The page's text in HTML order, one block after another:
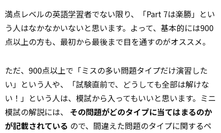
満点レベルの英語学習者でない限り、「Part 7は楽勝」とい
う人はなかなかいないと思います。よって、基本的には900
点以上の方も、最初から最後まで目を通すのがオススメ。
ただ、900点以上で「ミスの多い問題タイプだけ演習した
い」という人や、「試験直前で、どうしても全部は解けな
い！」という人は、模試から入ってもいいと思います。ミニ
模試の解説には、 その問題がどのタイプに当てはまるのか
が記載されている ので、間違えた問題のタイプに関するペ